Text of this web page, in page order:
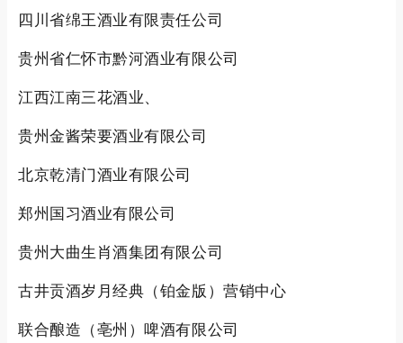
四川省绵王酒业有限责任公司
贵州省仁怀市黔河酒业有限公司
江西江南三花酒业、
贵州金酱荣要酒业有限公司
北京乾清门酒业有限公司
郑州国习酒业有限公司
贵州大曲生肖酒集团有限公司
古井贡酒岁月经典（铂金版）营销中心
联合酿造（亳州）啤酒有限公司